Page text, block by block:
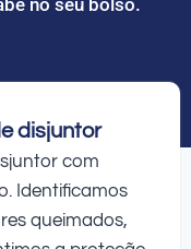
disjuntor
com
Identificamos
queimados,